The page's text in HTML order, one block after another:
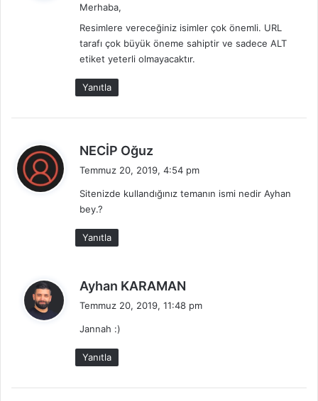
k
i
:
Merhaba,
Resimlere vereceğiniz isimler çok önemli. URL
tarafı çok büyük öneme sahiptir ve sadece ALT
etiket yeterli olmayacaktır.
Yanıtla
NECİP Oğuz
i
Temmuz 20, 2019, 4:54 pm
Sitenizde kullandığınız temanın ismi nedir Ayhan
bey.?
Yanıtla
Ayhan KARAMAN
Temmuz 20, 2019, 11:48 pm
Jannah :)
Yanıtla